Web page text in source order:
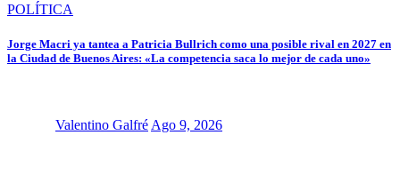
POLÍTICA
Jorge Macri ya tantea a Patricia Bullrich como una posible rival en 2027 en
la Ciudad de Buenos Aires: «La competencia saca lo mejor de cada uno»
Valentino Galfré Ago 9, 2026